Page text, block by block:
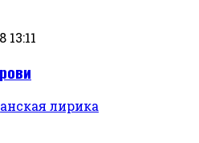
лирика